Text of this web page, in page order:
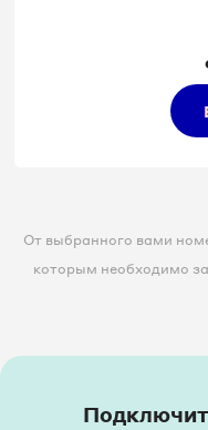
8
8
8
8
8
8
От выбранного вами
которым необходимо